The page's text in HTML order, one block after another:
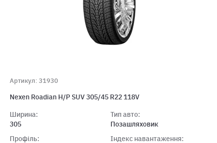
Артикул: 31930
Nexen Roadian H/P SUV 305/45 R22 118V
Ширина:
305
Профіль:
Тип авто:
Позашляховик
Індекс навантаження: